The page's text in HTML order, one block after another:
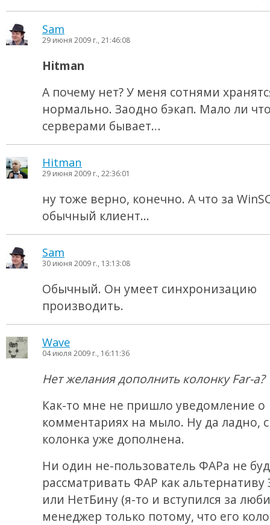
Sam
29 июня 2009 г., 21:46:08
Hitman
А почему нет? У меня сотнями
нормально. Заодно бэкап. Мало ли
серверами бывает…
Hitman
29 июня 2009 г., 22:36:01
ну тоже верно, конечно. А что за
обычный клиент...
Sam
30 июня 2009 г., 13:13:08
Обычный. Он умеет синхронизацию
производить.
Wave
04 июля 2009 г., 16:11:36
Нет желания дополнить колонку Far-а?
Как-то мне не пришло уведомление о
комментариях на мыло. Ну да ладно,
колонка уже дополнена.
Ни один не-пользователь ФАРа не
рассматривать ФАР как альтернативу
или НетБину (я-то и вступился за
менеджер только потому, что его